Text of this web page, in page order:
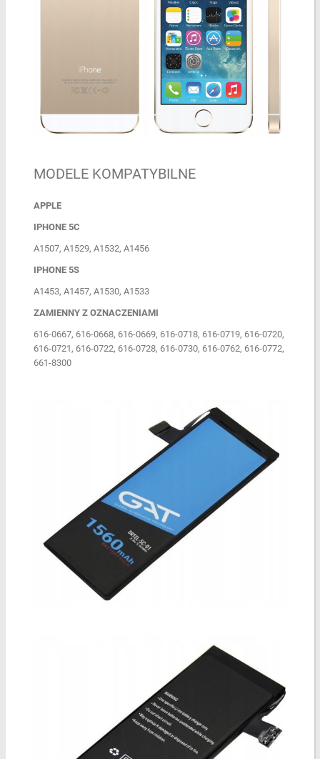
MODELE KOMPATYBILNE
APPLE
IPHONE 5C
A1507, A1529, A1532, A1456
IPHONE 5S
A1453, A1457, A1530, A1533
ZAMIENNY Z OZNACZENIAMI
616-0667, 616-0668, 616-0669, 616-0718, 616-0719, 616-0720,
616-0721, 616-0722, 616-0728, 616-0730, 616-0762, 616-0772,
661-8300